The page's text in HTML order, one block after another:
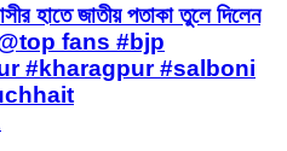
হাতে জাতীয় পতাকা তুলে দিলেন
@top fans #bjp
#kharagpur #salboni